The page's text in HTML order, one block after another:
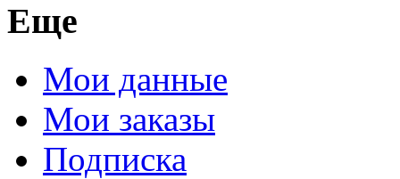
Еще
Мои данные
Мои заказы
Подписка